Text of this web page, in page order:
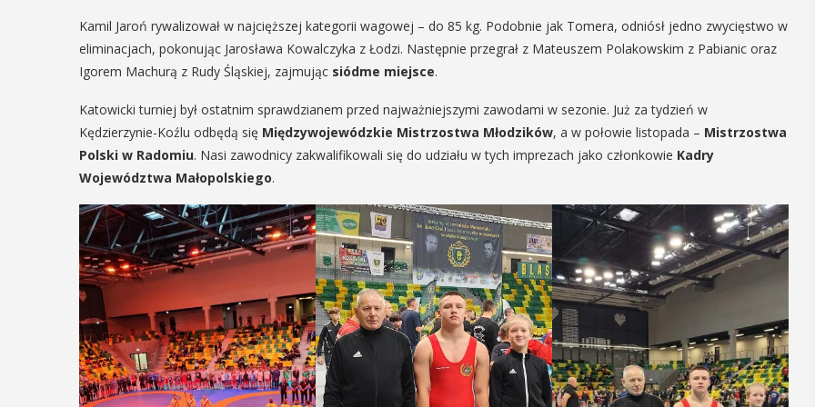
Kamil Jaroń rywalizował w najcięższej kategorii wagowej – do 85 kg. Podobnie jak Tomera, odniósł jedno zwycięstwo w
eliminacjach, pokonując Jarosława Kowalczyka z Łodzi. Następnie przegrał z Mateuszem Polakowskim z Pabianic oraz
Igorem Machurą z Rudy Śląskiej, zajmując siódme miejsce.
Katowicki turniej był ostatnim sprawdzianem przed najważniejszymi zawodami w sezonie. Już za tydzień w
Kędzierzynie-Koźlu odbędą się Międzywojewódzkie Mistrzostwa Młodzików, a w połowie listopada – Mistrzostwa
Polski w Radomiu. Nasi zawodnicy zakwalifikowali się do udziału w tych imprezach jako członkowie Kadry
Województwa Małopolskiego.
i
wakacji, czyli 29-30
Myślenicach odbędzie się
Turnieju Myślimira.
organizowane przez
w Myślenicach
14
CZERWIEC
„Oddaj krew-
Uratuj życie”
W niedzielę 14 czerwca na plaży
trawiastej na myślenickim Zarabiu
odbędzie się druga edycja wydarzenia
"Oddaj krew-Uratuj życie" łączące akcję
krwiodawstwa ze zlotem samochodów
pożarniczych. Organizatorami ...
27
Basket
W sobotę 27 czerwca na myślenickim
Zarabiu odbędą się koszykarskie
zawody 3x3 Basket. Rozgrywany nad
myślenickim jazem turniej ma długą i
bogatą historię, która sięga roku ...
POKAŻ SZCZEGÓŁY